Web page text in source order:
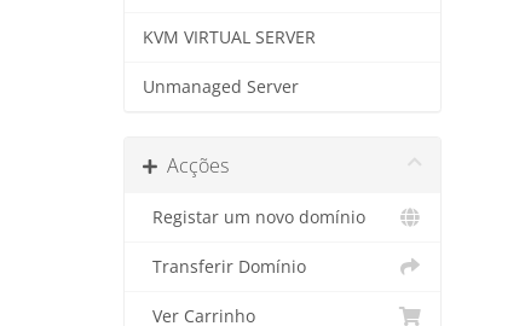
KVM VIRTUAL SERVER
Unmanaged Server
Acções
Registar um novo domínio
Transferir Domínio
Ver Carrinho